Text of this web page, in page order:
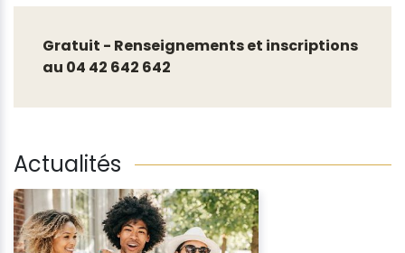
Gratuit - Renseignements et inscriptions
au 04 42 642 642
Actualités